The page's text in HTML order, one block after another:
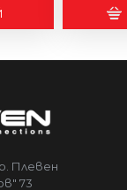
Плевен
73